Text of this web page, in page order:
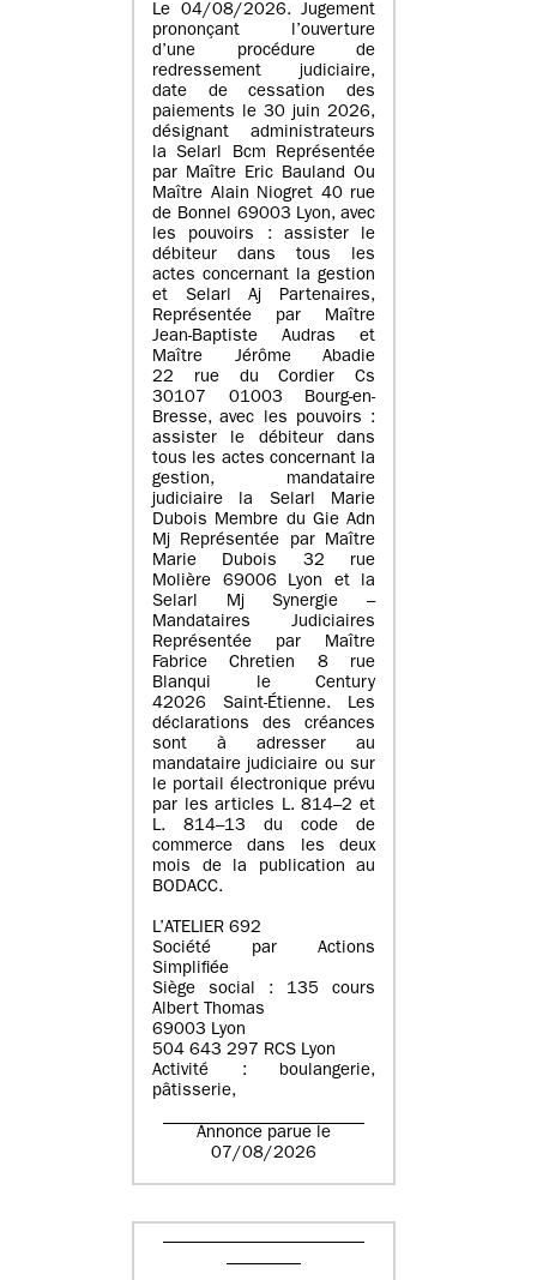
Le 04/08/2026. Jugement
prononçant l’ouverture
d’une procédure de
redressement judiciaire,
date de cessation des
paiements le 30 juin 2026,
désignant administrateurs
la Selarl Bcm Représentée
par Maître Eric Bauland Ou
Maître Alain Niogret 40 rue
de Bonnel 69003 Lyon, avec
les pouvoirs : assister le
débiteur dans tous les
actes concernant la gestion
et Selarl Aj Partenaires,
Représentée par Maître
Jean-Baptiste Audras et
Maître Jérôme Abadie
22 rue du Cordier Cs
30107 01003 Bourg-en-
Bresse, avec les pouvoirs :
assister le débiteur dans
tous les actes concernant la
gestion, mandataire
judiciaire la Selarl Marie
Dubois Membre du Gie Adn
Mj Représentée par Maître
Marie Dubois 32 rue
Molière 69006 Lyon et la
Selarl Mj Synergie –
Mandataires Judiciaires
Représentée par Maître
Fabrice Chretien 8 rue
Blanqui le Century
42026 Saint-Étienne. Les
déclarations des créances
sont à adresser au
mandataire judiciaire ou sur
le portail électronique prévu
par les articles L. 814–2 et
L. 814–13 du code de
commerce dans les deux
mois de la publication au
BODACC.
L’ATELIER 692
Société par Actions
Simplifiée
Siège social : 135 cours
Albert Thomas
69003 Lyon
504 643 297 RCS Lyon
Activité : boulangerie,
pâtisserie,
Annonce parue le
07/08/2026